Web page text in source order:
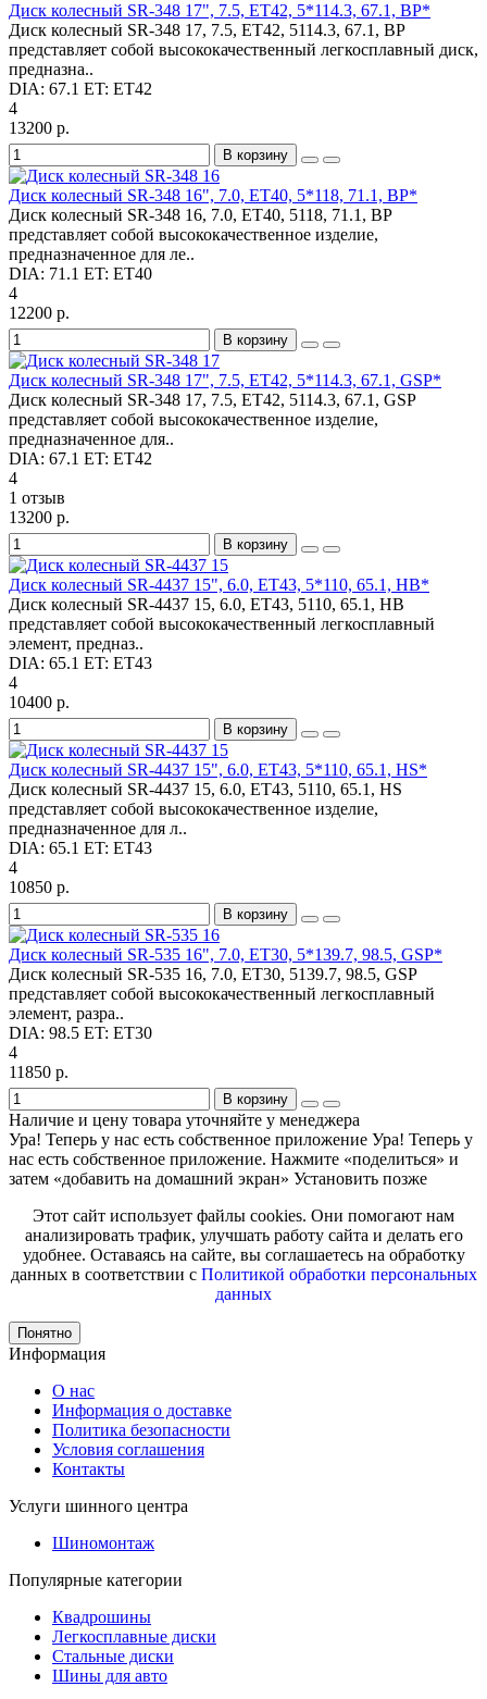
Диск колесный SR-348 17", 7.5, ET42, 5*114.3, 67.1, BP*
Диск колесный SR-348 17, 7.5, ET42, 5114.3, 67.1, BP
представляет собой высококачественный легкосплавный диск,
предназна..
DIA: 67.1 ET: ET42
4
13200 р.
В корзину
Диск колесный SR-348 16", 7.0, ET40, 5*118, 71.1, BP*
Диск колесный SR-348 16, 7.0, ET40, 5118, 71.1, BP
представляет собой высококачественное изделие,
предназначенное для ле..
DIA: 71.1 ET: ET40
4
12200 р.
В корзину
Диск колесный SR-348 17", 7.5, ET42, 5*114.3, 67.1, GSP*
Диск колесный SR-348 17, 7.5, ET42, 5114.3, 67.1, GSP
представляет собой высококачественное изделие,
предназначенное для..
DIA: 67.1 ET: ET42
4
1 отзыв
13200 р.
В корзину
Диск колесный SR-4437 15", 6.0, ET43, 5*110, 65.1, HB*
Диск колесный SR-4437 15, 6.0, ET43, 5110, 65.1, HB
представляет собой высококачественный легкосплавный
элемент, предназ..
DIA: 65.1 ET: ET43
4
10400 р.
В корзину
Диск колесный SR-4437 15", 6.0, ET43, 5*110, 65.1, HS*
Диск колесный SR-4437 15, 6.0, ET43, 5110, 65.1, HS
представляет собой высококачественное изделие,
предназначенное для л..
DIA: 65.1 ET: ET43
4
10850 р.
В корзину
Диск колесный SR-535 16", 7.0, ET30, 5*139.7, 98.5, GSP*
Диск колесный SR-535 16, 7.0, ET30, 5139.7, 98.5, GSP
представляет собой высококачественный легкосплавный
элемент, разра..
DIA: 98.5 ET: ET30
4
11850 р.
В корзину
Наличие и цену товара уточняйте у менеджера
Ура! Теперь у нас есть собственное приложение Ура! Теперь у
нас есть собственное приложение. Нажмите «поделиться» и
затем «добавить на домашний экран» Установить позже
Этот сайт использует файлы cookies. Они помогают нам
анализировать трафик, улучшать работу сайта и делать его
удобнее. Оставаясь на сайте, вы соглашаетесь на обработку
данных в соответствии с Политикой обработки персональных
данных
Понятно
Информация
О нас
Информация о доставке
Политика безопасности
Условия соглашения
Контакты
Услуги шинного центра
Шиномонтаж
Популярные категории
Квадрошины
Легкосплавные диски
Стальные диски
Шины для авто